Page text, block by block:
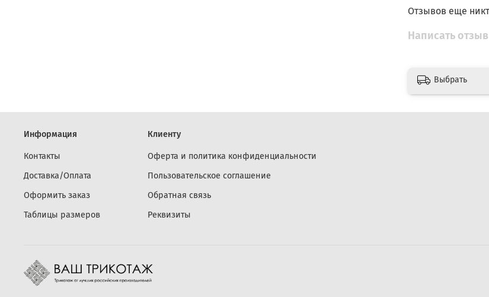
Отзывов еще
Написать отзыв
Выбрать
Информация
Контакты
Доставка/Оплата
Оформить заказ
Таблицы размеров
Клиенту
Оферта и политика конфиденциальности
Пользовательское соглашение
Обратная связь
Реквизиты